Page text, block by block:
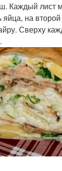
Каждый лист
яйца, на
Сверху